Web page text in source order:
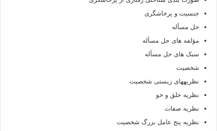
جنسیت و پرخاشگری
حل مسأله
مؤلفه های حل مسأله
سبک های حل مسأله
شخصیت
نظریه­های زیستی شخصیت
نظریه خلق و خو
نظریه صفات
نظریه پنج عامل بزرگ شخصیت